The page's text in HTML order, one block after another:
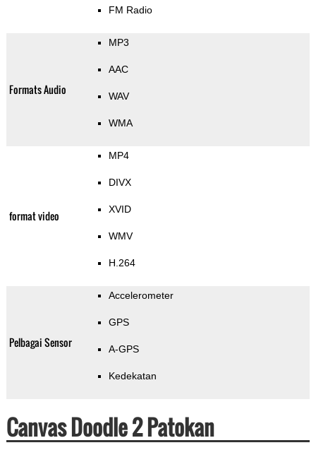
FM Radio
Formats Audio
MP3
AAC
WAV
WMA
format video
MP4
DIVX
XVID
WMV
H.264
Pelbagai Sensor
Accelerometer
GPS
A-GPS
Kedekatan
Canvas Doodle 2 Patokan